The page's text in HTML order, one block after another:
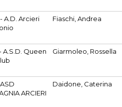
A.D. Arcieri
Fiaschi, Andrea
A.S.D. Queen
Giarmoleo, Rossella
ARCIERI
Daidone, Caterina